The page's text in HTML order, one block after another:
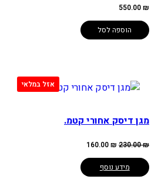
550.00₪
הוספה לסל
מגן דיסק אחורי קטמ.
230.00₪ המחיר
היה:
230.00 ₪.
160.00₪
הוא:
160.00 ₪. מידע נוסף